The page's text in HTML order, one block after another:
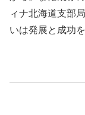
ィナ北海道支部
いは発展と成功